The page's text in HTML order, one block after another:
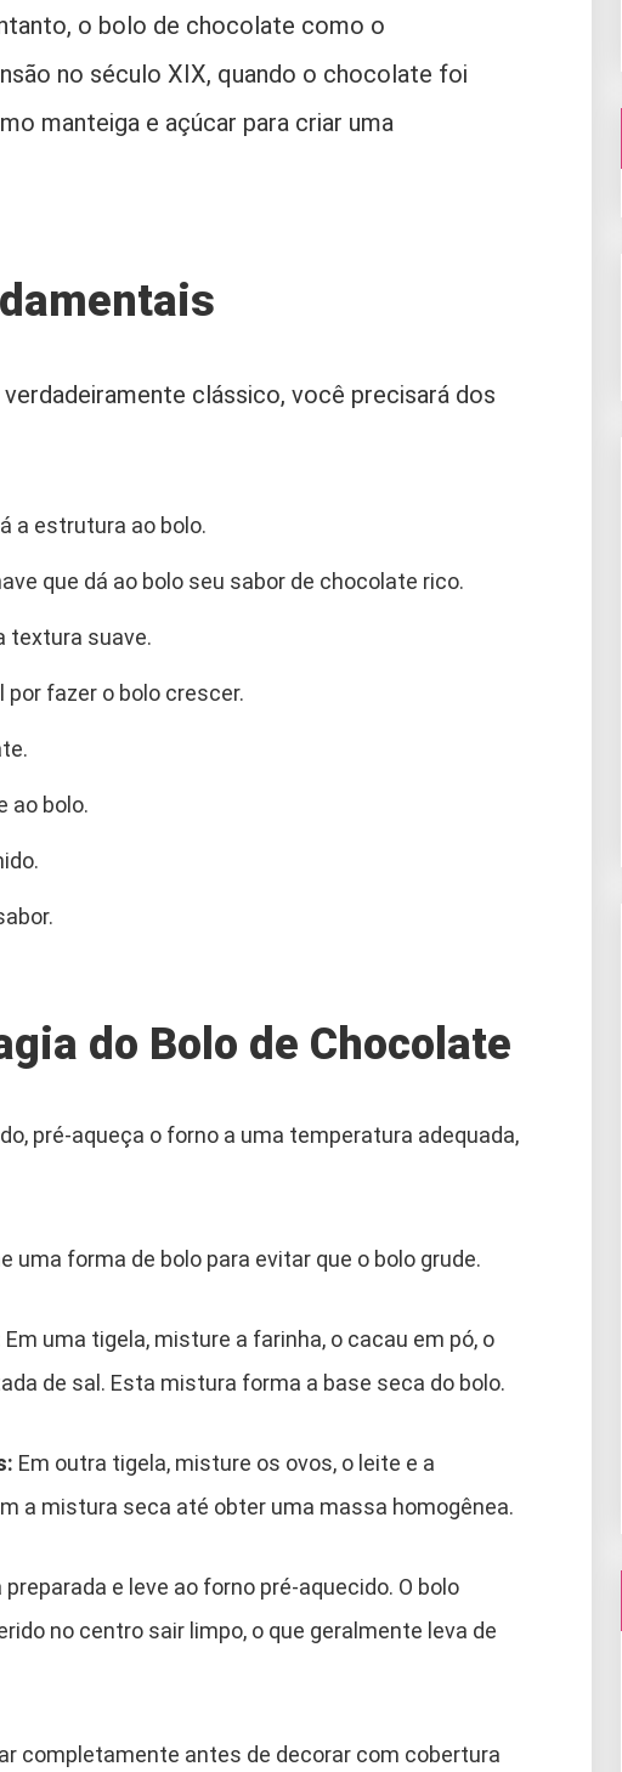
o bolo de chocolate como o
no século XIX, quando o chocolate foi
manteiga e açúcar para criar uma
clássico, você precisará dos
a estrutura ao bolo.
que dá ao bolo seu sabor de chocolate rico.
textura suave.
por fazer o bolo crescer.
ao bolo.
do Bolo de Chocolate
pré-aqueça o forno a uma temperatura adequada,
uma forma de bolo para evitar que o bolo grude.
Em uma tigela, misture a farinha, o cacau em pó, o
de sal. Esta mistura forma a base seca do bolo.
Em outra tigela, misture os ovos, o leite e a
a mistura seca até obter uma massa homogênea.
e leve ao forno pré-aquecido. O bolo
no centro sair limpo, o que geralmente leva de
completamente antes de decorar com cobertura